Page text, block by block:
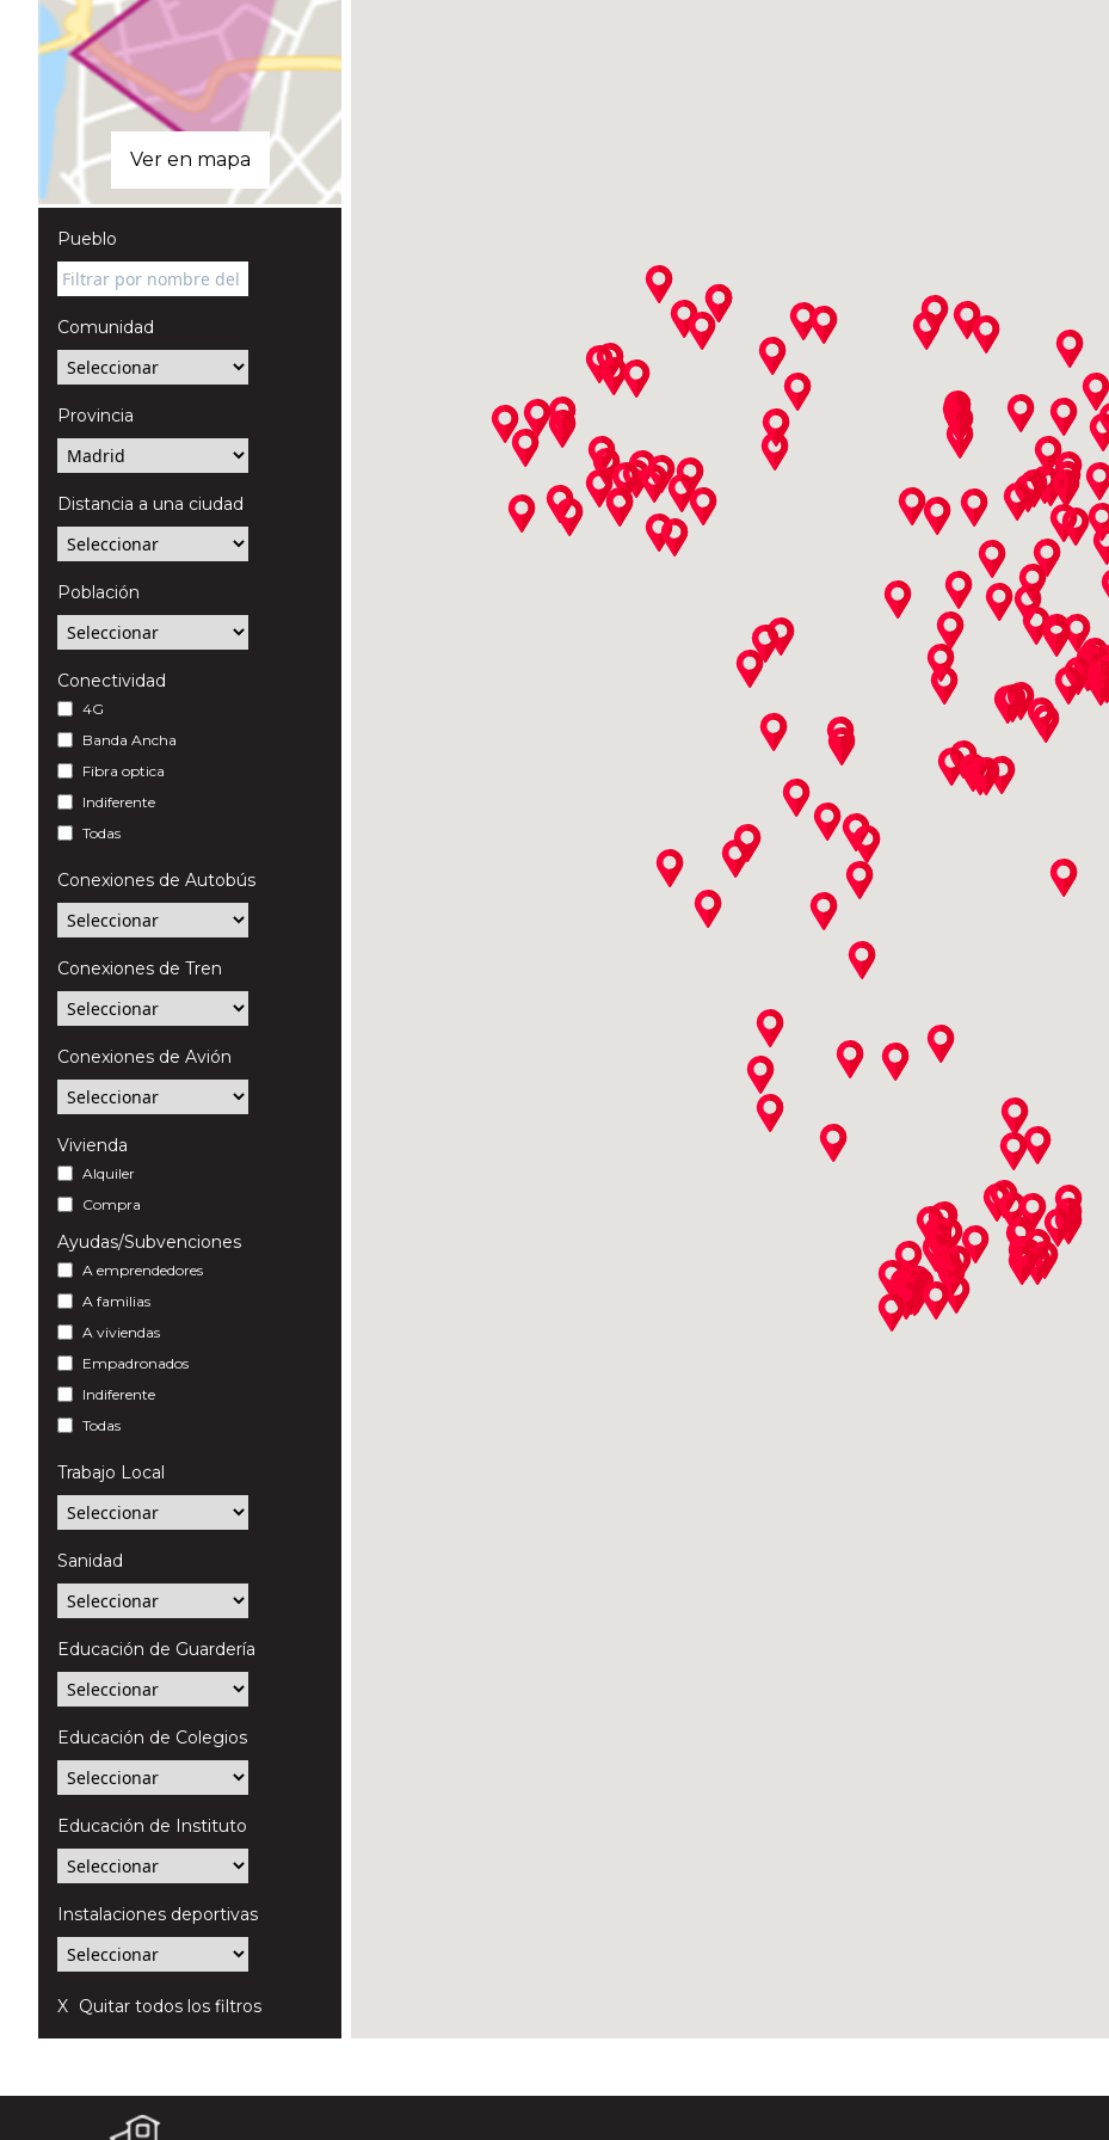
Ver en mapa
Pueblo
Comunidad
Provincia
Distancia a una ciudad
Población
Conectividad
4G
Banda Ancha
Fibra optica
Indiferente
Todas
Conexiones de Autobús
Conexiones de Tren
Conexiones de Avión
Vivienda
Alquiler
Compra
Ayudas/Subvenciones
A emprendedores
A familias
A viviendas
Empadronados
Indiferente
Todas
Trabajo Local
Sanidad
Educación de Guardería
Educación de Colegios
Educación de Instituto
Instalaciones deportivas
Quitar todos los filtros